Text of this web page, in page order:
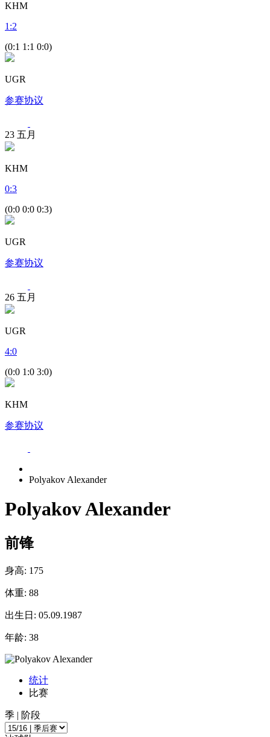
KHM
1 :2
(0:1 1:1 0:0)
UGR
参赛协议
23 五月
KHM
0:3
(0:0 0:0 0:3)
UGR
参赛协议
26 五月
UGR
4:0
(0:0 1:0 3:0)
KHM
参赛协议
Polyakov Alexander
Polyakov Alexander
前锋
身高: 175
体重: 88
出生日: 05.09.1987
年龄: 38
统计
比赛
季 | 阶段